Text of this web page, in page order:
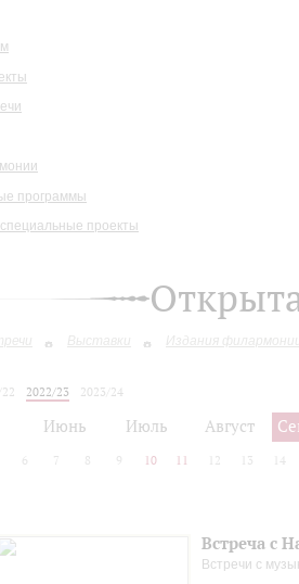
программы
проекты
Выставки Издания
2022/23
2023/24
Июнь Июль Август
6 7 8 9 10 11 12 13 14
Встреча с
Встречи с